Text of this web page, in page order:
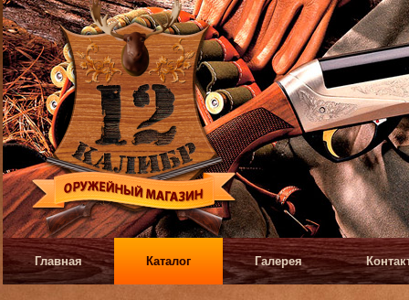
Главная Каталог Галерея